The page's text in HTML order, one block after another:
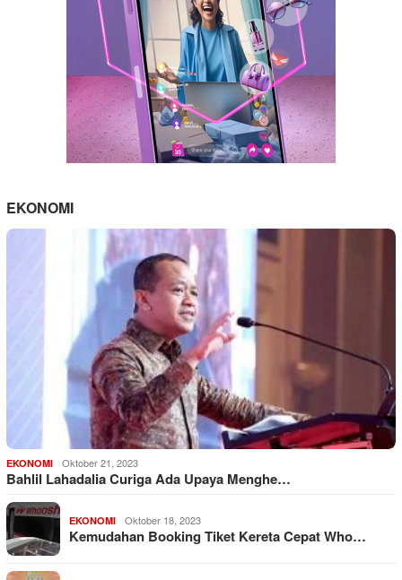
EKONOMI
EKONOMI Oktober 21, 2023
Bahlil Lahadalia Curiga Ada Upaya Menghe…
EKONOMI Oktober 18, 2023
Kemudahan Booking Tiket Kereta Cepat Who…